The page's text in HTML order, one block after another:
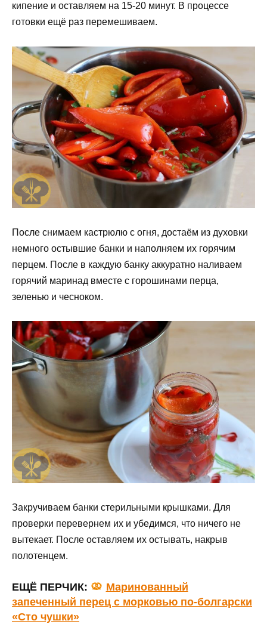
кипение и оставляем на 15-20 минут. В процессе
готовки ещё раз перемешиваем.
После снимаем кастрюлю с огня, достаём из духовки
немного остывшие банки и наполняем их горячим
перцем. После в каждую банку аккуратно наливаем
горячий маринад вместе с горошинами перца,
зеленью и чесноком.
Закручиваем банки стерильными крышками. Для
проверки перевернем их и убедимся, что ничего не
вытекает. После оставляем их остывать, накрыв
полотенцем.
ЕЩЁ ПЕРЧИК:
Маринованный
запеченный перец с морковью по-болгарски
«Сто чушки»